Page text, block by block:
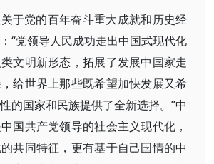
关于党的百年奋斗重大成就和历史经
“党领导人民成功走出中国式现代化
文明新形态，拓展了发展中国家走
给世界上那些既希望加快发展又希
的国家和民族提供了全新选择。”中
国共产党领导的社会主义现代化，
共同特征，更有基于自己国情的中